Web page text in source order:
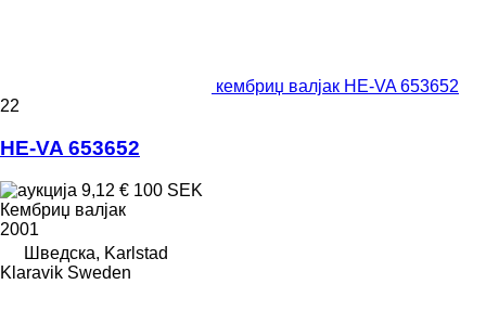
кембриџ валјак HE-VA 653652
22
HE-VA 653652
9,12 € 100 SEK
Кембриџ валјак
2001
Шведска, Karlstad
Klaravik Sweden